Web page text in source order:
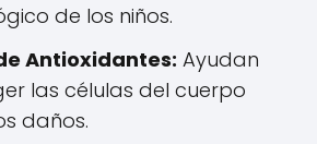
de los niños.
Antioxidantes: Ayudan
las células del cuerpo
daños.